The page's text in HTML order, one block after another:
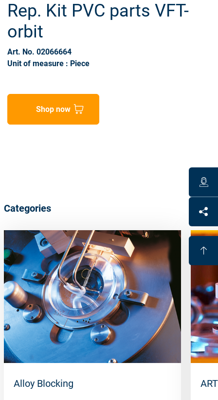
Rep. Kit PVC parts VFT-
orbit
Art. No. 02066664
Unit of measure : Piece
Shop now
Categories
Alloy Blocking